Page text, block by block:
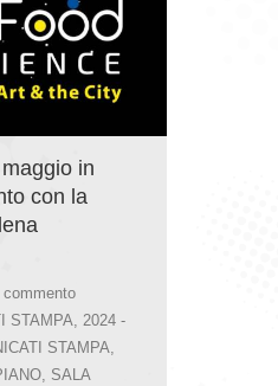
in
con la
commento
STAMPA, 2024 -
STAMPA,
, SALA